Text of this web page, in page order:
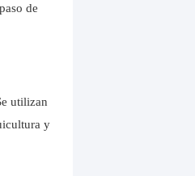
de
utilizan
y